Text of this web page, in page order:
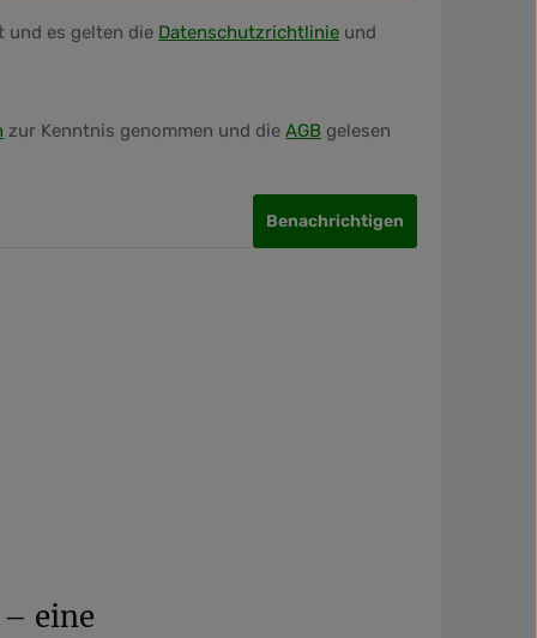
und es gelten die Datenschutzrichtlinie und
zur Kenntnis genommen und dieAGB gelesen
Benachrichtigen
eine